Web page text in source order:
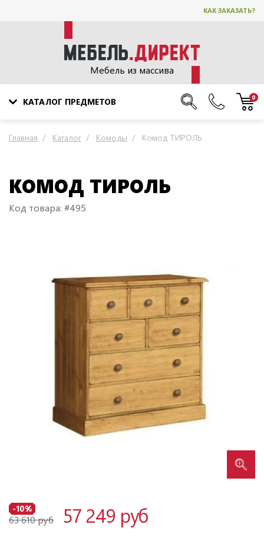
КАК ЗАКАЗАТЬ?
Мебель из массива
КАТАЛОГ ПРЕДМЕТОВ 0
Главная Каталог Комоды Комод ТИРОЛЬ
КОМОД ТИРОЛЬ
Код товара: #495
-10%
63 610 руб 57 249 руб